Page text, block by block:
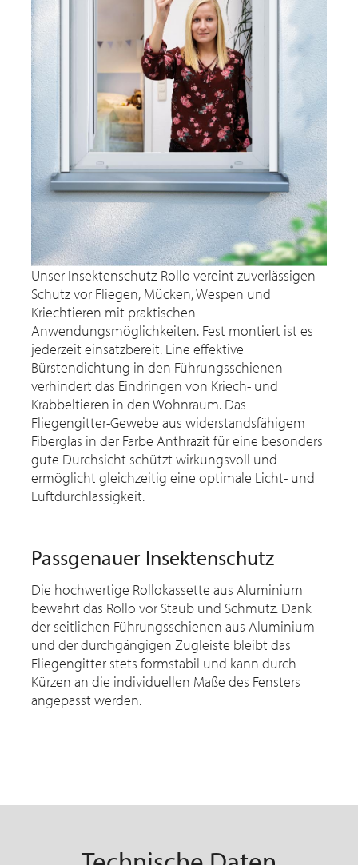
Unser Insektenschutz-Rollo vereint zuverlässigen
Schutz vor Fliegen, Mücken, Wespen und
Kriechtieren mit praktischen
Anwendungsmöglichkeiten. Fest montiert ist es
jederzeit einsatzbereit. Eine effektive
Bürstendichtung in den Führungsschienen
verhindert das Eindringen von Kriech- und
Krabbeltieren in den Wohnraum. Das
Fliegengitter-Gewebe aus widerstandsfähigem
Fiberglas in der Farbe Anthrazit für eine besonders
gute Durchsicht schützt wirkungsvoll und
ermöglicht gleichzeitig eine optimale Licht- und
Luftdurchlässigkeit.
Passgenauer Insektenschutz
Die hochwertige Rollokassette aus Aluminium
bewahrt das Rollo vor Staub und Schmutz. Dank
der seitlichen Führungsschienen aus Aluminium
und der durchgängigen Zugleiste bleibt das
Fliegengitter stets formstabil und kann durch
Kürzen an die individuellen Maße des Fensters
angepasst werden.